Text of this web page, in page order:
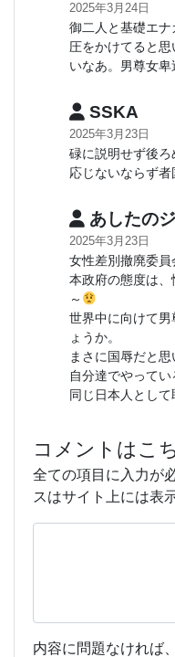
2025年3月24日
御二人と基礎エナ
圧をかけてると
いなあ。男尊女卑
SSKA
2025年3月23日
碌に説明せず後
応じないならず者
あしたの
2025年3月23日
女性差別撤廃委
本政府の態度は
～
世界中に向けて
ょうか。
まさに国辱だと思
自分達でやって
同じ日本人として
コメントはこ
全ての項目に入力が
スはサイト上には表
内容に問題なければ